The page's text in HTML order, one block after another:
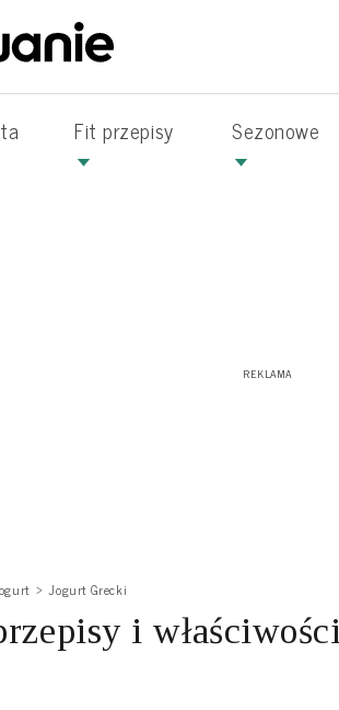
Fit przepisy Sezonowe
Jogurt Grecki
i właściwości